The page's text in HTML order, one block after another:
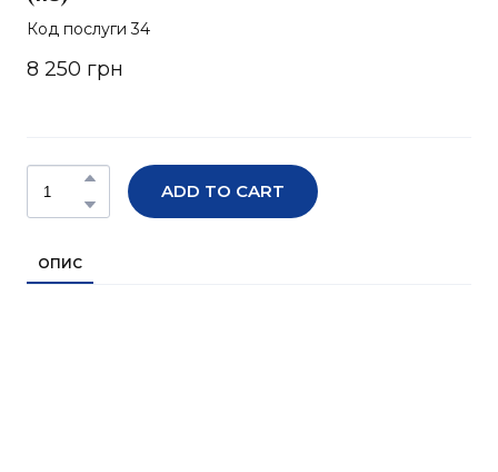
Код послуги 34
8 250 грн
ADD TO CART
ОПИС